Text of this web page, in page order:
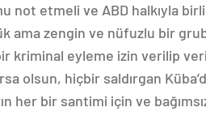
not etmeli ve ABD halkıyla
ama zengin ve nüfuzlu bir
kriminal eyleme izin verilip
olsun, hiçbir saldırgan
her bir santimi için ve